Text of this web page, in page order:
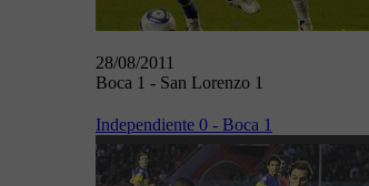
28/08/2011
Boca 1 - San Lorenzo 1
Independiente 0 - Boca 1